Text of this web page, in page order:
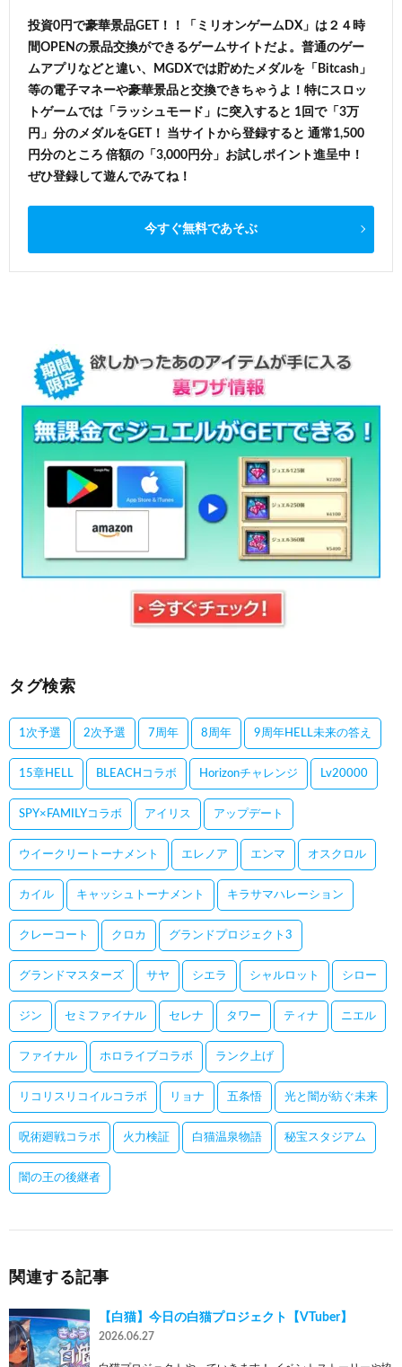
投資0円で豪華景品GET！！「ミリオンゲームDX」は２４時
間OPENの景品交換ができるゲームサイトだよ。普通のゲー
ムアプリなどと違い、MGDXでは貯めたメダルを「Bitcash」
等の電子マネーや豪華景品と交換できちゃうよ！特にスロッ
トゲームでは「ラッシュモード」に突入すると 1回で「3万
円」分のメダルをGET！ 当サイトから登録すると 通常1,500
円分のところ 倍額の「3,000円分」お試しポイント進呈中！
ぜひ登録して遊んでみてね！
今すぐ無料であそぶ
タグ検索
1次予選 2次予選 7周年 8周年 9周年HELL未来の答え
15章HELL BLEACHコラボ Horizonチャレンジ Lv20000
SPY×FAMILYコラボ アイリス アップデート
ウイークリートーナメント エレノア エンマ オスクロル
カイル キャッシュトーナメント キラサマハレーション
クレーコート クロカ グランドプロジェクト3
グランドマスターズ サヤ シエラ シャルロット シロー
ジン セミファイナル セレナ タワー ティナ ニエル
ファイナル ホロライブコラボ ランク上げ
リコリスリコイルコラボ リョナ 五条悟 光と闇が紡ぐ未来
呪術廻戦コラボ 火力検証 白猫温泉物語 秘宝スタジアム
闇の王の後継者
関連する記事
【白猫】今日の白猫プロジェクト【VTuber】
2026.06.27